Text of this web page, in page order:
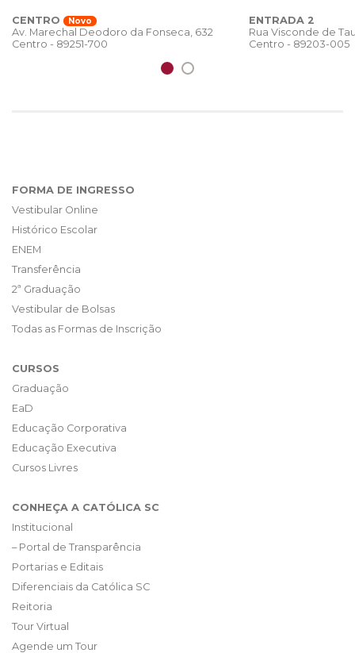
CENTRO
Novo
Av. Marechal Deodoro da Fonseca, 632
Centro - 89251-700
ENTRADA 2
Rua Visconde de
Centro - 89203-005
FORMA DE INGRESSO
Vestibular Online
Histórico Escolar
ENEM
Transferência
2ª Graduação
Vestibular de Bolsas
Todas as Formas de Inscrição
CURSOS
Graduação
EaD
Educação Corporativa
Educação Executiva
Cursos Livres
CONHEÇA A CATÓLICA SC
Institucional
– Portal de Transparência
Portarias e Editais
Diferenciais da Católica SC
Reitoria
Tour Virtual
Agende um Tour